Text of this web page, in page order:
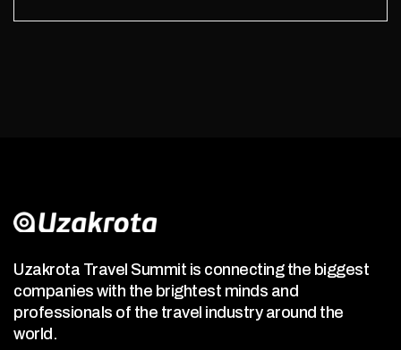
Uzakrota Travel Summit is connecting the biggest
companies with the brightest minds and
professionals of the travel industry around the
world.